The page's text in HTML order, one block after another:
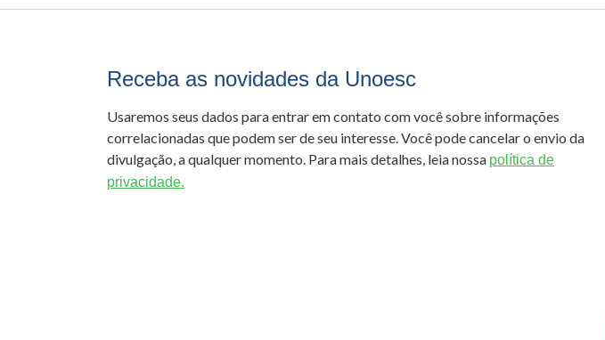
Receba as novidades da Unoesc
Usaremos seus dados para entrar em contato com você sobre informações
correlacionadas que podem ser de seu interesse. Você pode cancelar o envio da
divulgação, a qualquer momento. Para mais detalhes, leia nossa política de
privacidade.